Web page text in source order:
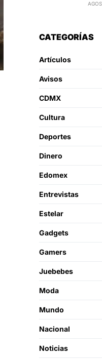
CATEGORÍAS
Artículos
Avisos
CDMX
Cultura
Deportes
Dinero
Edomex
Entrevistas
Estelar
Gadgets
Gamers
Juebebes
Moda
Mundo
Nacional
Noticias